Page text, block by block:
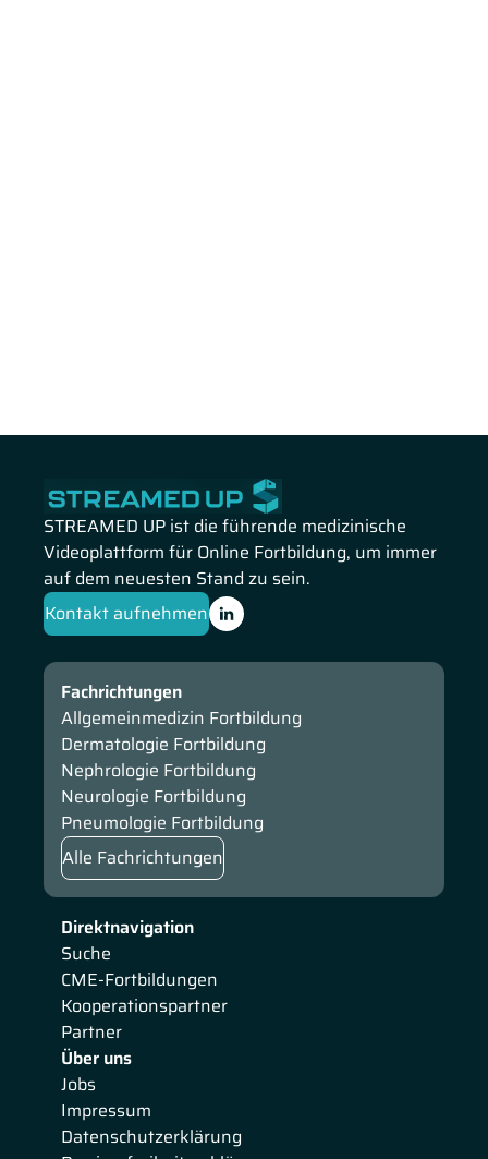
STREAMED UP ist die führende medizinische
Videoplattform für Online Fortbildung, um immer
auf dem neuesten Stand zu sein.
Kontakt aufnehmen
Direktnavigation
Suche
CME-Fortbildungen
Kooperationspartner
Partner
Über uns
Jobs
Impressum
Datenschutzerklärung
Fachrichtungen
Allgemeinmedizin Fortbildung
Dermatologie Fortbildung
Nephrologie Fortbildung
Neurologie Fortbildung
Pneumologie Fortbildung
Alle Fachrichtungen